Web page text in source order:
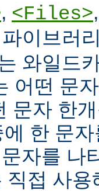
, <Files>
이브러
와일드
어떤 문
문자 한
에 한 문
자를 나
직접 사용